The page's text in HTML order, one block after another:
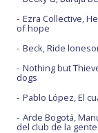
Ezra Collective,
of hope
Beck, Ride
Nothing but
dogs
Pablo López, El
Arde Bogotá,
del club de la